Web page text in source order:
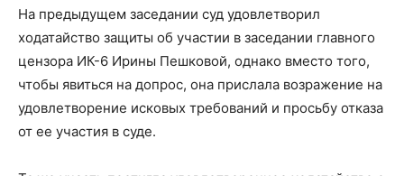
На предыдущем заседании суд удовлетворил
ходатайство защиты об участии в заседании главного
цензора ИК-6 Ирины Пешковой, однако вместо того,
чтобы явиться на допрос, она прислала возражение на
удовлетворение исковых требований и просьбу отказа
от ее участия в суде.